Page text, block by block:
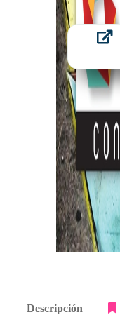
Descripción